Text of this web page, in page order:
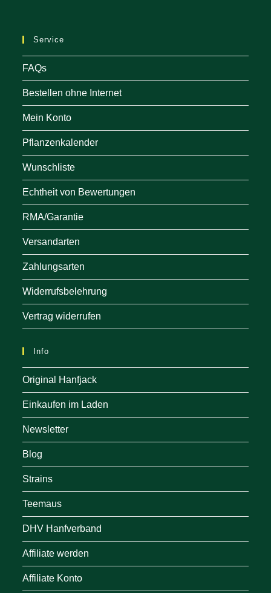
Service
FAQs
Bestellen ohne Internet
Mein Konto
Pflanzenkalender
Wunschliste
Echtheit von Bewertungen
RMA/Garantie
Versandarten
Zahlungsarten
Widerrufsbelehrung
Vertrag widerrufen
Info
Original Hanfjack
Einkaufen im Laden
Newsletter
Blog
Strains
Teemaus
DHV Hanfverband
Affiliate werden
Affiliate Konto